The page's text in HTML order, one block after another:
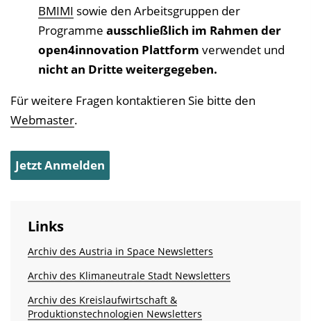
BMIMI sowie den Arbeitsgruppen der
Programme ausschließlich im Rahmen der
open4innovation Plattform verwendet und
nicht an Dritte weitergegeben.
Für weitere Fragen kontaktieren Sie bitte den
Webmaster.
Links
Archiv des Austria in Space Newsletters
Archiv des Klimaneutrale Stadt Newsletters
Archiv des Kreislaufwirtschaft &
Produktionstechnologien Newsletters